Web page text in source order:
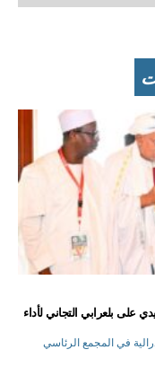
على بلعرابي التجاني لأداء
في المجمع الرئاسي